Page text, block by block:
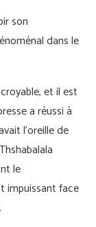
son
dans le
et il est
a réussi à
l'oreille de
le
impuissant face